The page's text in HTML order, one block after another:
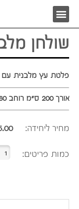
שולחן מלבני
פלטת עץ מלבנית עם
אורך 200 ס"מ רוחב 60 ס"מ
מחיר ליחידה: